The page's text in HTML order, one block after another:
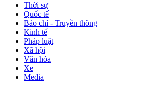
Thời sự
Quốc tế
Báo chí - Truyền thông
Kinh tế
Pháp luật
Xã hội
Văn hóa
Xe
Media